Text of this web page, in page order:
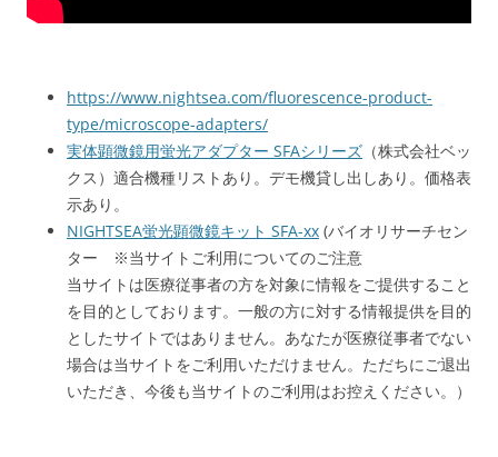
https://www.nightsea.com/fluorescence-product-
type/microscope-adapters/
実体顕微鏡用蛍光アダプター SFAシリーズ （株式会社ベッ
クス）適合機種リストあり。デモ機貸し出しあり。価格表
示あり。
NIGHTSEA蛍光顕微鏡キット SFA-xx (バイオリサーチセン
ター ※当サイトご利用についてのご注意
当サイトは医療従事者の方を対象に情報をご提供すること
を目的としております。一般の方に対する情報提供を目的
としたサイトではありません。あなたが医療従事者でない
場合は当サイトをご利用いただけません。ただちにご退出
いただき、今後も当サイトのご利用はお控えください。）